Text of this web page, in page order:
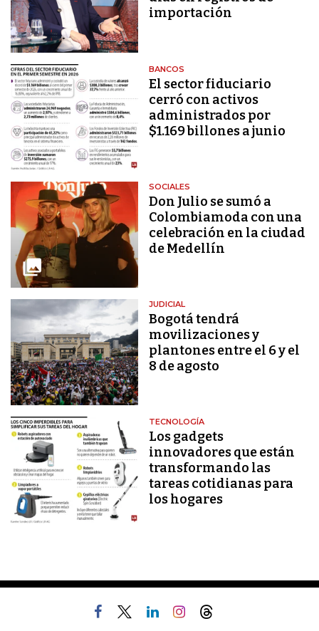
importación
BANCOS
El sector fiduciario
cerró con activos
administrados por
$1.169 billones a junio
SOCIALES
Don Julio se sumó a
Colombiamoda con una
celebración en la ciudad
de Medellín
JUDICIAL
Bogotá tendrá
movilizaciones y
plantones entre el 6 y el
8 de agosto
TECNOLOGÍA
Los gadgets
innovadores que están
transformando las
tareas cotidianas para
los hogares